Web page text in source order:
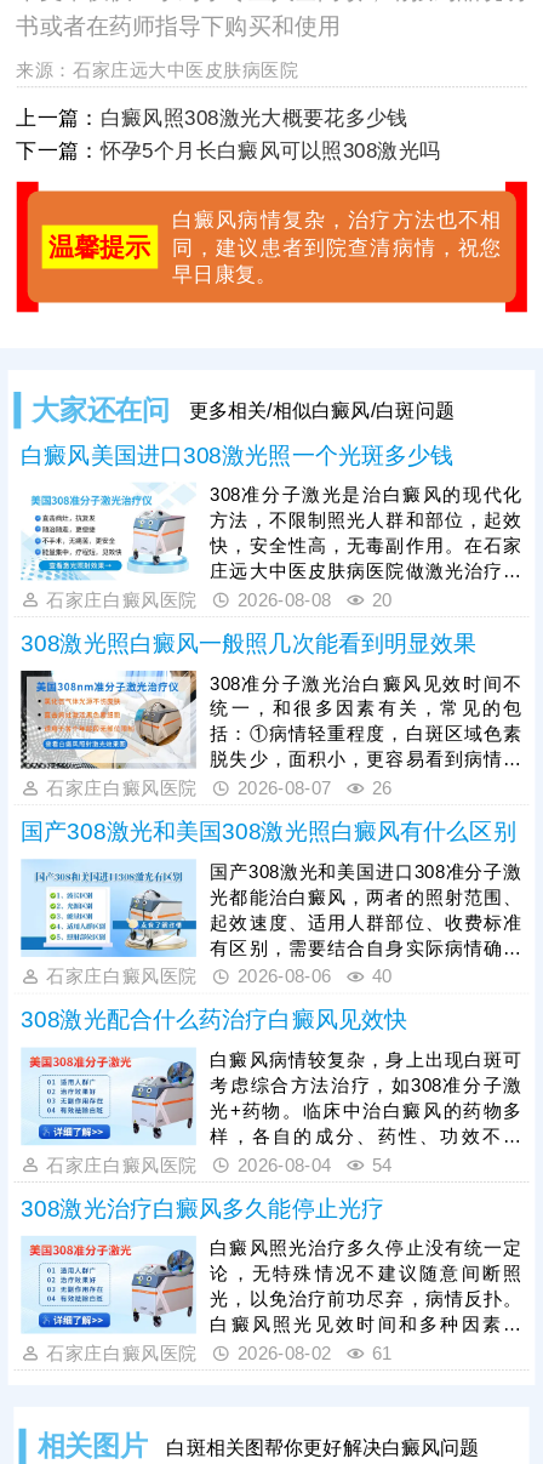
书或者在药师指导下购买和使用
来源：石家庄远大中医皮肤病医院
上一篇： 白癜风照308激光大概要花多少钱
下一篇：怀孕5个月长白癜风可以照308激光吗
温馨提示
白癜风病情复杂，治疗方法也不相
同，建议患者到院查清病情，祝您
早日康复。
大家还在问 更多相关/相似白癜风/白斑问题
白癜风美国进口308激光照一个光斑多少钱
308准分子激光是治白癜风的现代化
方法，不限制照光人群和部位，起效
快，安全性高，无毒副作用。在石家
庄远大中医皮肤病医院做激光治疗，
一个光斑收费几十元，治疗一次产生
的费用和身上白斑面积有关。照光治
疗需确定合适的参数，包括剂量、频
率、疗程等，使治疗充分生效。可遵
医嘱搭配对症药物综合祛白，增强疗
效，有利于加速白斑着色。
石家庄白癜风医院 2026-08-08 20
308激光照白癜风一般照几次能看到明显效果
308准分子激光治白癜风见效时间不
统一，和很多因素有关，常见的包
括：①病情轻重程度，白斑区域色素
脱失少，面积小，更容易看到病情好
转;若是色素脱失多，白斑面积大，治
位，白斑位于头面部、躯干等部位较
容易治疗;若是位于肢端末梢，治疗难
度大，见效所需时间会延长;③是否确
定合适的照光参数，患者需遵医嘱规
范治疗，科学对症祛白，更快促进肤
色还原。
石家庄白癜风医院 2026-08-07 26
国产308激光和美国308激光照白癜风有什么区别
国产308激光和美国进口308准分子激
光都能治白癜风，两者的照射范围、
起效速度、适用人群部位、收费标准
有区别，需要结合自身实际病情确定
合适的照光方案，令治疗真正发挥作
剂量、频率、疗程，恰当的照光参
数，持之以恒累积疗效，助力病情稳
步好转。另外，照光期间可搭配药物
对症治疗，综合祛白，提升复色速
度。
石家庄白癜风医院 2026-08-06 40
308激光配合什么药治疗白癜风见效快
白癜风病情较复杂，身上出现白斑可
考虑综合方法治疗，如308准分子激
光+药物。临床中治白癜风的药物多
样，各自的成分、药性、功效不一
样，用药不能盲目，务必在医生指导
下规范治疗，科学祛白，充分保障疗
效。治疗期间还需确定合适的频率、
疗程，不可私自间断、暂停，以免疗
效断断续续，拖慢复色进度。另外，
白癜风治疗期间还需从自身做起，避
免不良因素刺激，防治结合，逐步令
病情好转。
石家庄白癜风医院 2026-08-04 54
308激光治疗白癜风多久能停止光疗
白癜风照光治疗多久停止没有统一定
论，无特殊情况不建议随意间断照
光，以免治疗前功尽弃，病情反扑。
白癜风照光见效时间和多种因素有
关，包括患者病情、照光参数，病情
较轻，规范治疗，好转快;若是病情严
医嘱对症照光联合药物治疗，双管齐
石家庄白癜风医院 2026-08-02 61
相关图片 白斑相关图帮你更好解决白癜风问题